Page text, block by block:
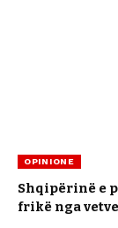
OPINIONE
Shqipërinë e
frikë nga